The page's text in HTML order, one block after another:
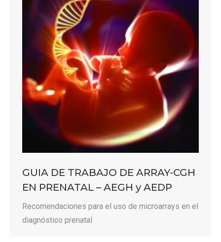
GUIA DE TRABAJO DE ARRAY-CGH
EN PRENATAL – AEGH y AEDP
Recomendaciones para el uso de microarrays en el
diagnóstico prenatal